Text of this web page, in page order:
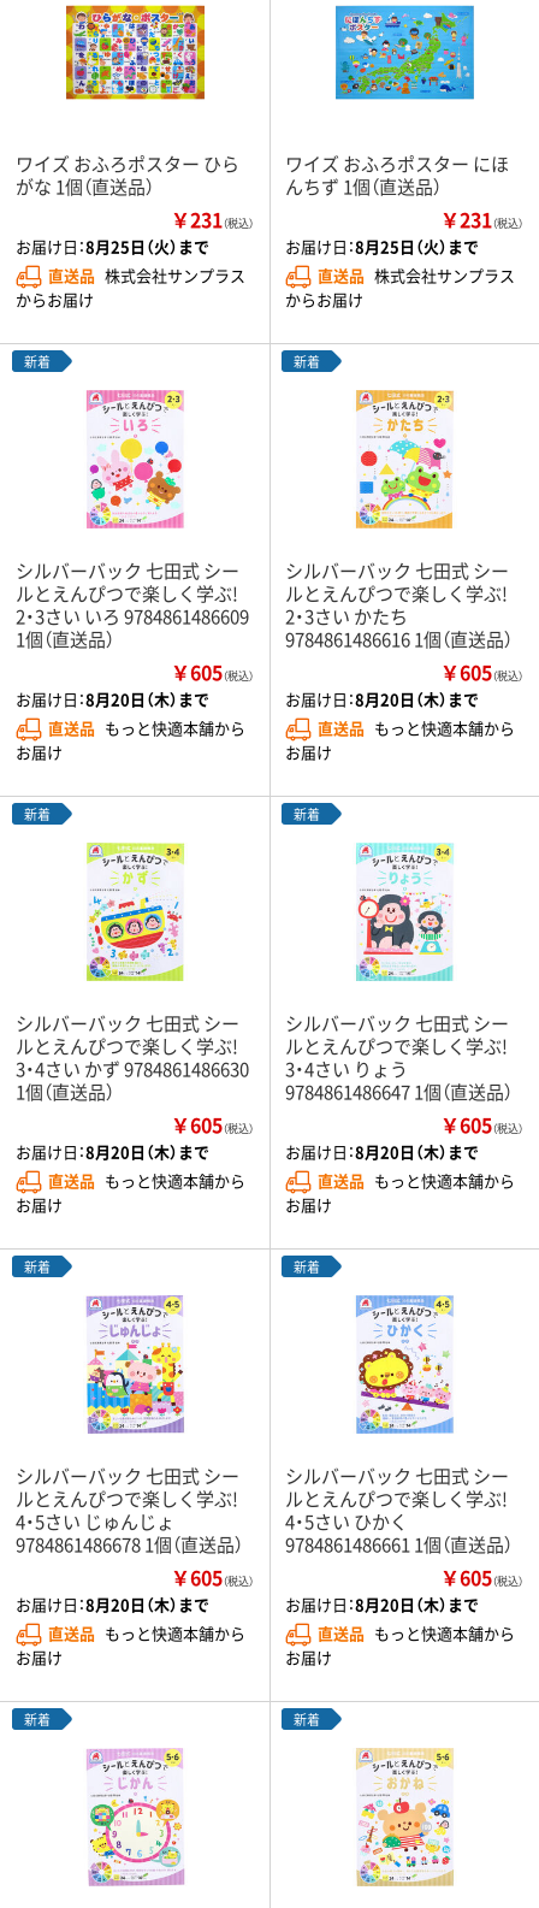
ワイズ おふろポスター ひら
がな 1個（直送品）
￥231（税込）
お届け日：8月25日（火）まで
直送品 株式会社サンプラス
からお届け
ワイズ おふろポスター にほ
んちず 1個（直送品）
￥231（税込）
お届け日：8月25日（火）まで
直送品 株式会社サンプラス
からお届け
新着
シルバーバック 七田式 シー
ルとえんぴつで楽しく学ぶ!
2・3さい いろ 9784861486609
1個（直送品）
￥605（税込）
お届け日：8月20日（木）まで
直送品 もっと快適本舗から
お届け
新着
シルバーバック 七田式 シー
ルとえんぴつで楽しく学ぶ!
2・3さい かたち
9784861486616 1個（直送品）
￥605（税込）
お届け日：8月20日（木）まで
直送品 もっと快適本舗から
お届け
新着
シルバーバック 七田式 シー
ルとえんぴつで楽しく学ぶ!
3・4さい かず 9784861486630
1個（直送品）
￥605（税込）
お届け日：8月20日（木）まで
直送品 もっと快適本舗から
お届け
新着
シルバーバック 七田式 シー
ルとえんぴつで楽しく学ぶ!
3・4さい りょう
9784861486647 1個（直送品）
￥605（税込）
お届け日：8月20日（木）まで
直送品 もっと快適本舗から
お届け
新着
シルバーバック 七田式 シー
ルとえんぴつで楽しく学ぶ!
4・5さい じゅんじょ
9784861486678 1個（直送品）
￥605（税込）
お届け日：8月20日（木）まで
直送品 もっと快適本舗から
お届け
新着
シルバーバック 七田式 シー
ルとえんぴつで楽しく学ぶ!
4・5さい ひかく
9784861486661 1個（直送品）
￥605（税込）
お届け日：8月20日（木）まで
直送品 もっと快適本舗から
お届け
新着 新着